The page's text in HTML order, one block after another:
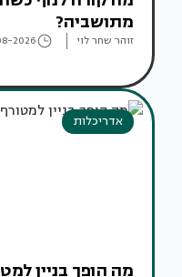
מתושביה?
זוהר שחר לוי 2026
אדריכלות
מה הופך בניין